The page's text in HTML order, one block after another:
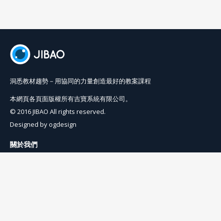
洞悉教材趨勢－用協同的力量創造最好的教案課程
本網頁各頁面版權所有吉寶系統有限公司。
© 2016 JIBAO All rights reserved.
Designed byogdesign
關於我們